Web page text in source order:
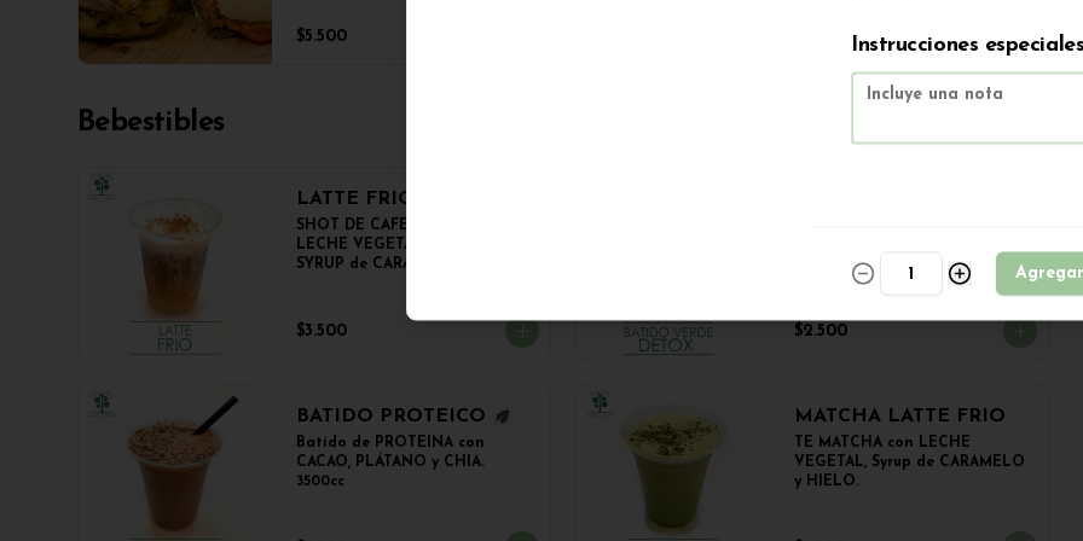
$5.500
Bebestibles
LATTE FRIO
SHOT DE CAFE ESPRESSO,
LECHE VEGETAL NOT MILK y
SYRUP de CARAMELO
$3.500 $2.500
BATIDO PROTEICO
Batido de PROTEINA con
CACAO, PLÁTANO y CHIA.
3500cc
MATCHA LATTE FRIO
TÉ MATCHA con LECHE
VEGETAL, Syrup de CARAMELO
y HIELO.
Instrucciones especiales
Agregar